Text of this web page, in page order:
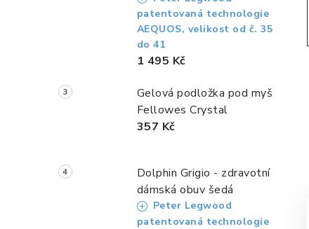
n
patentovaná technologie
AEQUOS, velikost od č. 35
do 41
1 495 Kč
Gelová podložka pod myš
Fellowes Crystal
357 Kč
Dolphin Grigio - zdravotní
dámská obuv šedá
Peter Legwood
patentovaná technologie